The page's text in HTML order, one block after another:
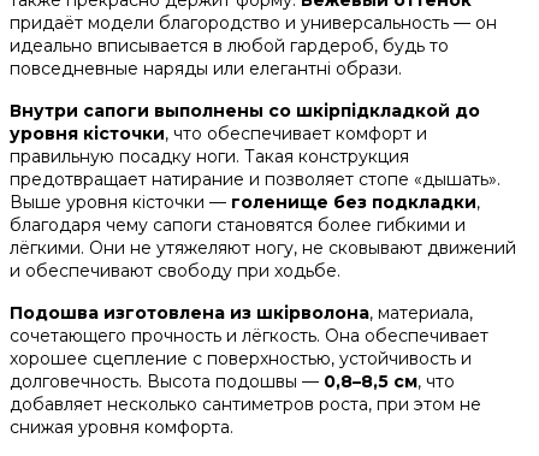
придаёт модели благородство и универсальность — он
идеально вписывается в любой гардероб, будь то
повседневные наряды или елегантні образи.
Внутри сапоги выполнены со шкірпідкладкой до
уровня кісточки, что обеспечивает комфорт и
правильную посадку ноги. Такая конструкция
предотвращает натирание и позволяет стопе «дышать».
Выше уровня кісточки — голенище без подкладки,
благодаря чему сапоги становятся более гибкими и
лёгкими. Они не утяжеляют ногу, не сковывают движений
и обеспечивают свободу при ходьбе.
Подошва изготовлена из шкірволона, материала,
сочетающего прочность и лёгкость. Она обеспечивает
хорошее сцепление с поверхностью, устойчивость и
долговечность. Высота подошвы — 0,8–8,5 см, что
добавляет несколько сантиметров роста, при этом не
снижая уровня комфорта.